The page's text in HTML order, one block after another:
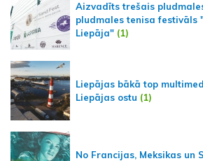
Aizvadīts trešais
pludmales tenisa festivāls
Liepāja" (1)
Liepājas bākā top
Liepājas ostu (1)
No Francijas, Meksikas un